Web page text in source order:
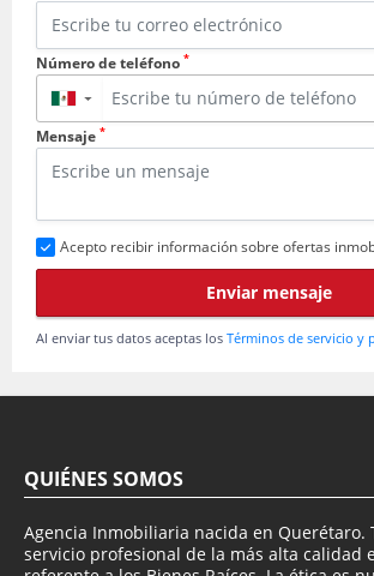
Número de teléfono *
▼
Mensaje *
Acepto recibir información sobre ofertas
Enviar mensaje
Al enviar tus datos aceptas los Términos de servicio y
QUIÉNES SOMOS
Agencia Inmobiliaria nacida en Querétaro.
servicio profesional de la más alta calidad